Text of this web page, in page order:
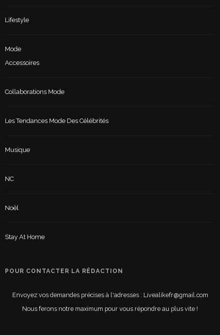
Lifestyle
Mode
Accessoires
Collaborations Mode
Les Tendances Mode Des Célébrités
Musique
NC
Noël
Stay At Home
POUR CONTACTER LA RÉDACTION
Envoyez vos demandes précises à l'adresses : Livealikefr@gmail.com
Nous ferons notre maximum pour vous répondre au plus vite !